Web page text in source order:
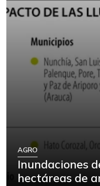
AGRO
Inundaciones
hectáreas de